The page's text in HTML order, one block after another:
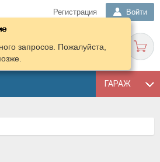
Регистрация Войти
ГАРАЖ
запросов. Пожалуйста,